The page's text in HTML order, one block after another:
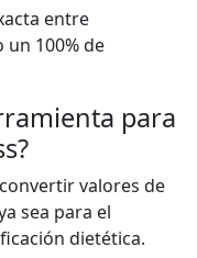
entre
100% de
para
valores de
sea para el
dietética.